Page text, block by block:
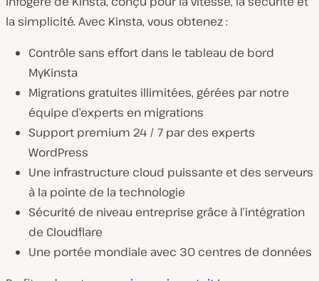
la simplicité. Avec Kinsta, vous obtenez :
Contrôle sans effort dans le tableau de bord
MyKinsta
Migrations gratuites illimitées, gérées par notre
équipe d’experts en migrations
Support premium 24 / 7 par des experts
WordPress
Une infrastructure cloud puissante et des serveurs
à la pointe de la technologie
Sécurité de niveau entreprise grâce à l’intégration
de Cloudflare
Une portée mondiale avec 30 centres de données